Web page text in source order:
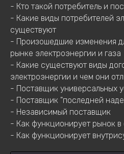
- Кто такой потребитель и
- Какие виды потребителей
существуют
- Произошедшие изменения
рынке электроэнергии и газа
- Какие существуют виды
электроэнергии и чем они
- Поставщик универсальных
- Поставщик "последней
- Независимый поставщик
- Как функционирует рынок
- Как функционирует